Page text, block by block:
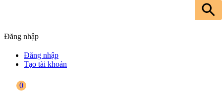
Đăng nhập
Đăng nhập
Tạo tài khoản
0